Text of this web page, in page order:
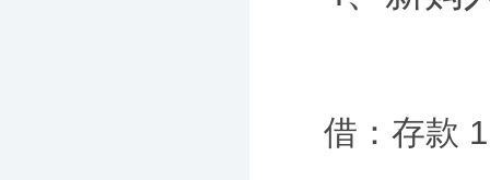
借：存款